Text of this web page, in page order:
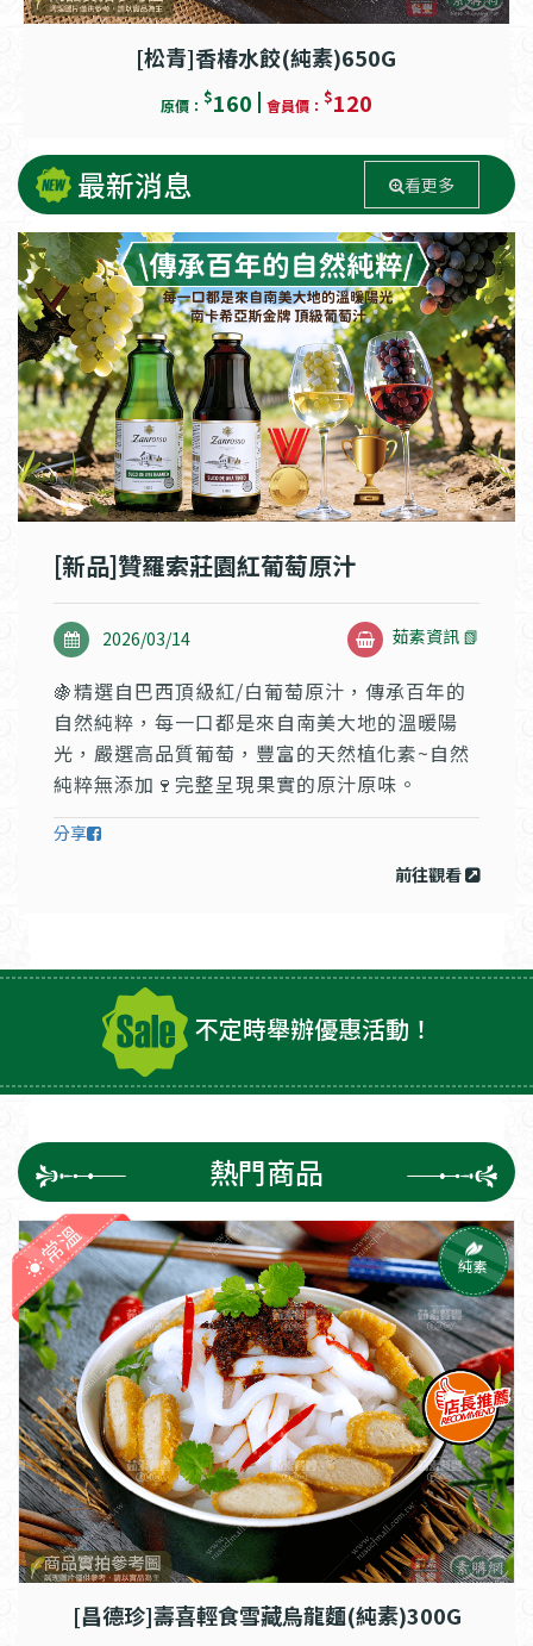
[松青]香椿水餃(純素)650G
原價： $160 會員價： $120
最新消息 看更多
[新品]贊羅索莊園紅葡萄原汁
2026/03/14 茹素資訊 📗
🍇精選自巴西頂級紅/白葡萄原汁，傳承百年的
自然純粹，每一口都是來自南美大地的溫暖陽
光，嚴選高品質葡萄，豐富的天然植化素~自然
純粹無添加🍷完整呈現果實的原汁原味。
分享
前往觀看
不定時舉辦優惠活動！
熱門商品
[昌德珍]壽喜輕食雪藏烏龍麵(純素)300G
常溫 純素